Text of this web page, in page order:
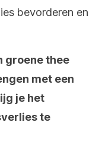
bevorderen en
groene thee
met een
je het
te